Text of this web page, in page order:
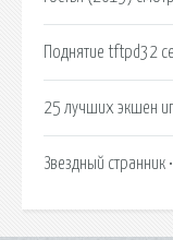
Поднятие tftpd32
25 лучших экшен
Звездный странник